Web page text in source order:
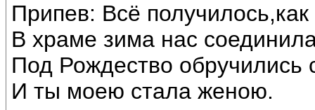
Припев: Всё
В храме зима нас
Под Рождество обручились
И ты моею стала женою.